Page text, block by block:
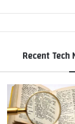
Recent Tech